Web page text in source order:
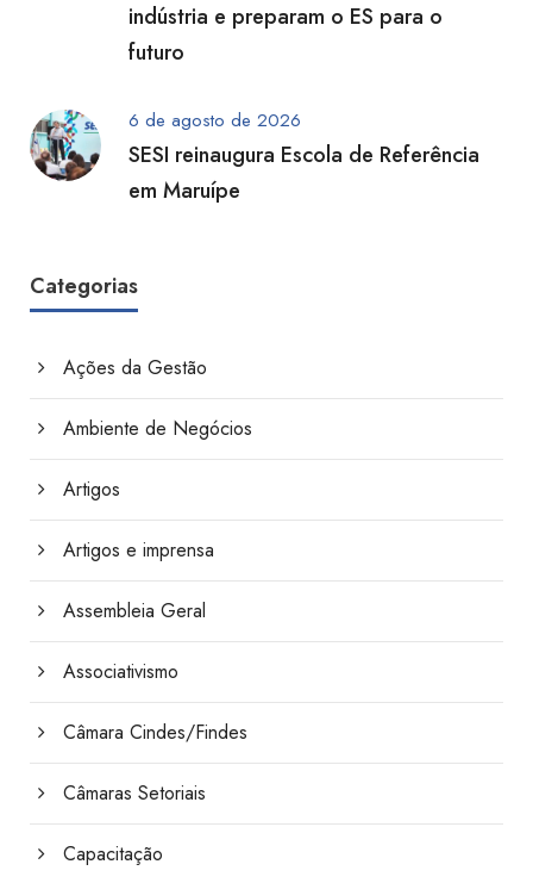
indústria e preparam o ES para o
futuro
6 de agosto de 2026
SESI reinaugura Escola de Referência
em Maruípe
Categorias
Ações da Gestão
Ambiente de Negócios
Artigos
Artigos e imprensa
Assembleia Geral
Associativismo
Câmara Cindes/Findes
Câmaras Setoriais
Capacitação